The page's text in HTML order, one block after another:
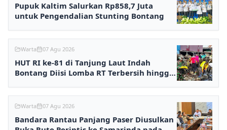
Pupuk Kaltim Salurkan Rp858,7 Juta
untuk Pengendalian Stunting Bontang
Warta 07 Agu 2026
HUT RI ke-81 di Tanjung Laut Indah
Bontang Diisi Lomba RT Terbersih hingga
Warta 07 Agu 2026
Bandara Rantau Panjang Paser Diusulkan